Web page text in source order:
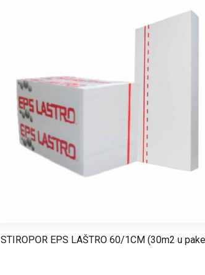
STIROPOR EPS LAŠTRO 60/1CM (30m2 u